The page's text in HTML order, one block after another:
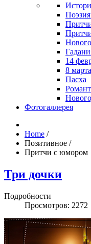
14
8 марта
Пасха
Фотогаллерея
Home /
Позитивное /
Притчи с юмором
Три дочки
Подробности
Просмотров: 2272